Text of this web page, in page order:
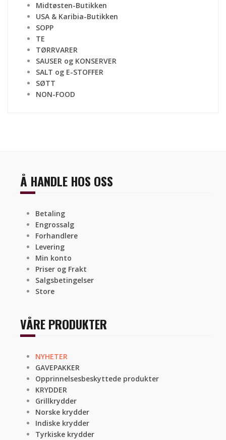
Midtøsten-Butikken
USA & Karibia-Butikken
SOPP
TE
TØRRVARER
SAUSER og KONSERVER
SALT og E-STOFFER
SØTT
NON-FOOD
Å HANDLE HOS OSS
Betaling
Engrossalg
Forhandlere
Levering
Min konto
Priser og Frakt
Salgsbetingelser
Store
VÅRE PRODUKTER
NYHETER
GAVEPAKKER
Opprinnelsesbeskyttede produkter
KRYDDER
Grillkrydder
Norske krydder
Indiske krydder
Tyrkiske krydder